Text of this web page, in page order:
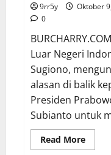
9rr5y
Oktober
0
Luar Negeri
Sugiono,
alasan di balik
Presiden
Subianto untuk
Read MoreRead
more